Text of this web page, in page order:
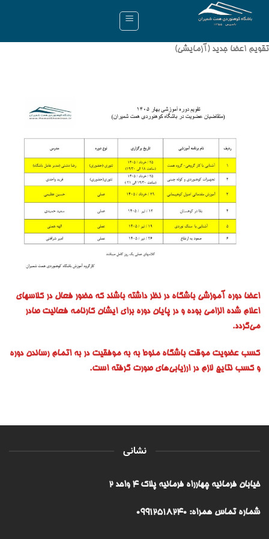
تقویم اعضا جدید (آزمایشی)
اعضا دوره آموزشی باشگاه در نظر داشته باشند که حضور فعال در کلاسهای
اعلام شده الزامی بوده و در پایان دوره برای ایشان کارنامه فعالیت صادر
می‌گردد.
کسب عضویت موقت باشگاه منوط به به موفقیت در به اتمام رساندن دوره
و کسب نتایج لازم در ارزیابی‌های صورت گرفته است.
نشانی
خیابان فرمانیه چهارراه فرمانیه پلاک ۴ واحد ۲
شماره تماس همراه: 09912518240